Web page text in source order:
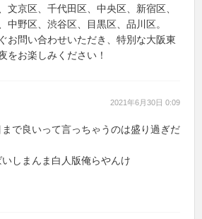
文京区、千代田区、中央区、新宿区、
中野区、渋谷区、目黒区、品川区。
お問い合わせいただき、特別な大阪東
をお楽しみください！
2021年6月30日 0:09
で良いって言っちゃうのは盛り過ぎだ
しまんま白人版俺らやんけ